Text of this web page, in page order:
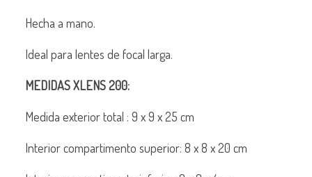
Hecha a mano.
Ideal para lentes de focal larga.
MEDIDAS XLENS 200:
Medida exterior total : 9 x 9 x 25 cm
Interior compartimento superior: 8 x 8 x 20 cm